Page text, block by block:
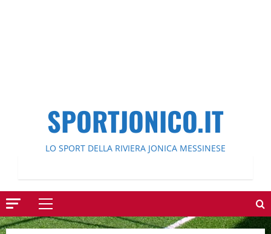
SPORTJONICO.IT
LO SPORT DELLA RIVIERA JONICA MESSINESE
Menu
principale